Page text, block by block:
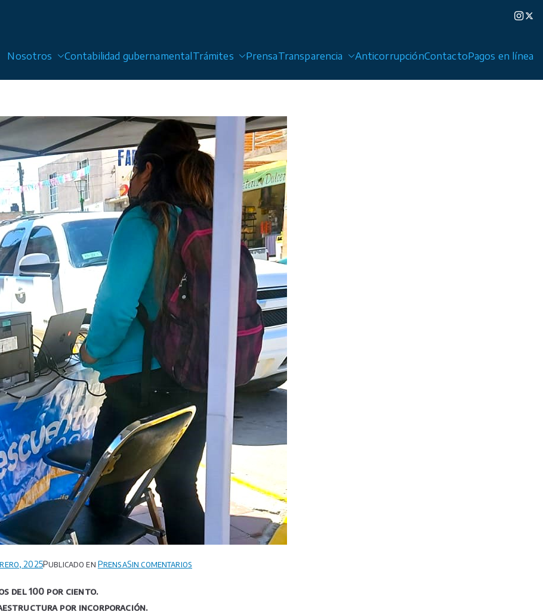
Alcantarillado y Saneamiento de San Luis Potosí, Soledad de Graciano Sánchez y Cerro de San Pedro.
Nosotros Contabilidad gubernamentalTrámites PrensaTransparencia AnticorrupciónContactoPagos en línea
2025Publicado en PrensaSin comentarios
del 100 por ciento.
por incorporación.